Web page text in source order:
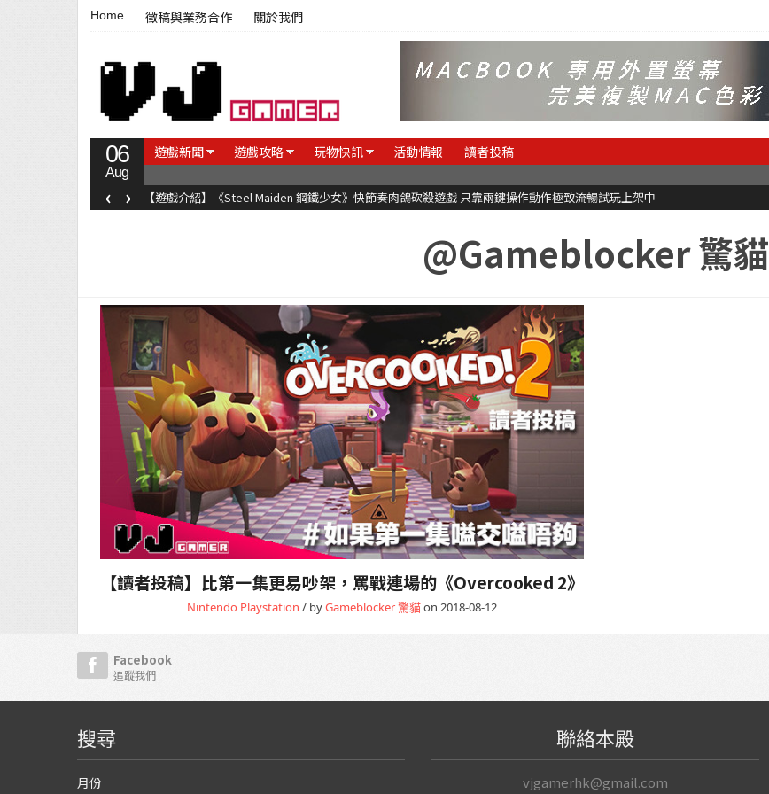
Home 徵稿與業務合作 關於我們
06
Aug
遊戲新聞 遊戲攻略 玩物快訊 活動情報 讀者投稿
【遊戲介紹】《Steel Maiden 鋼鐵少女》快節奏肉鴿砍殺遊戲 只靠兩鍵操作動作極致流暢試玩上架中
‹ ›
@Gameblocker 驚貓
【讀者投稿】比第一集更易吵架，罵戰連場的《Overcooked 2》
Nintendo Playstation / byGameblocker 驚貓on 2018-08-12
Facebook
追蹤我們
搜尋
月份
聯絡本殿
vjgamerhk@gmail.com